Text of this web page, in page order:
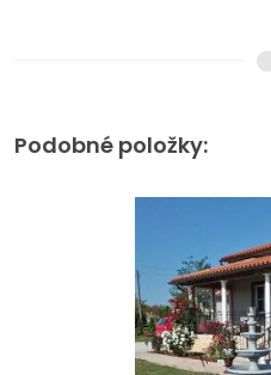
Podobné položky: